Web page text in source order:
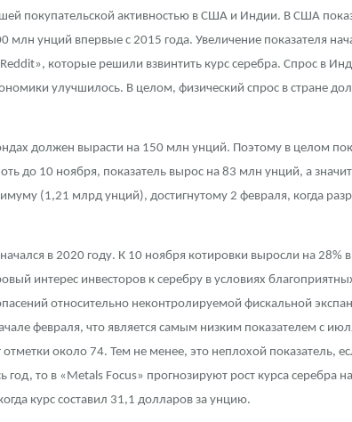
покупательской активностью в США и Индии. В США
млн унций впервые с 2015 года. Увеличение показателя
которые решили взвинтить курс серебра. Спрос в
улучшилось. В целом, физический спрос в стране
должен вырасти на 150 млн унций. Поэтому в целом
до 10 ноября, показатель вырос на 83 млн унций, а
(1,21 млрд унций), достигнутому 2 февраля, когда
в 2020 году. К 10 ноября котировки выросли на 28%
интерес инвесторов к серебру в условиях
относительно неконтролируемой фискальной
февраля, что является самым низким показателем с
около 74. Тем не менее, это неплохой показатель,
год, то в «Metals Focus» прогнозируют рост курса серебра
курс составил 31,1 долларов за унцию.